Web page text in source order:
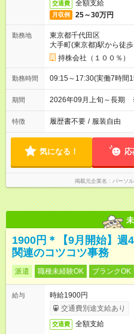
交通費 全額支給
月収例 25～30万円
勤務地
東京都千代田区
大手町(東京都)駅から徒
持株会社（１００％）
勤務時間 09:15～17:30(実働7時
期間 2026年09月上旬～長期
特徴 履歴書不要 / 服装自由
気になる！ 応
掲載元企業名 パーソ
1900円＊【9月開始】週
関連のコツコツ事務
派遣 職種未経験OK ブランクOK
給与
時給1900円
交通費別途支給あり
交通費 全額支給